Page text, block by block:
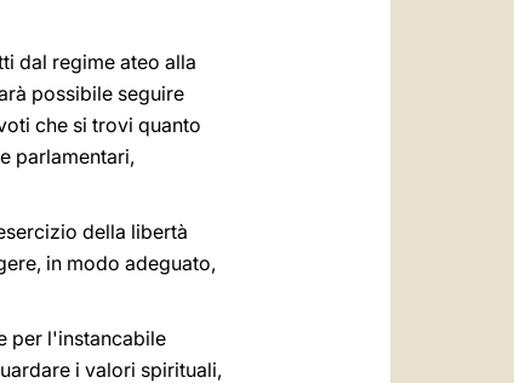
dal regime ateo alla
possibile seguire
che si trovi quanto
parlamentari,
della libertà
in modo adeguato,
per l'instancabile
i valori spirituali,